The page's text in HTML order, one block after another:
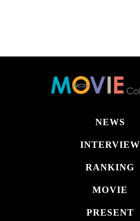
NEWS
INTERVIEW
RANKING
MOVIE
PRESENT